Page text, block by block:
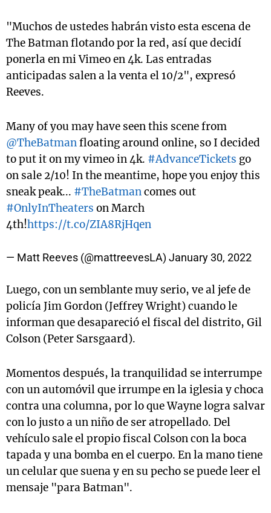
"Muchos de ustedes habrán visto esta escena de
The Batman flotando por la red, así que decidí
ponerla en mi Vimeo en 4k. Las entradas
anticipadas salen a la venta el 10/2", expresó
Reeves.
Many of you may have seen this scene from
@TheBatmanfloating around online, so I decided
to put it on my vimeo in 4k. #AdvanceTickets go
on sale 2/10! In the meantime, hope you enjoy this
sneak peak... #TheBatmancomes out
#OnlyInTheaters on March
4th!https://t.co/ZIA8RjHqen
— Matt Reeves (@mattreevesLA) January 30, 2022
Luego, con un semblante muy serio, ve al jefe de
policía Jim Gordon (Jeffrey Wright) cuando le
informan que desapareció el fiscal del distrito, Gil
Colson (Peter Sarsgaard).
Momentos después, la tranquilidad se interrumpe
con un automóvil que irrumpe en la iglesia y choca
contra una columna, por lo que Wayne logra salvar
con lo justo a un niño de ser atropellado. Del
vehículo sale el propio fiscal Colson con la boca
tapada y una bomba en el cuerpo. En la mano tiene
un celular que suena y en su pecho se puede leer el
mensaje "para Batman".